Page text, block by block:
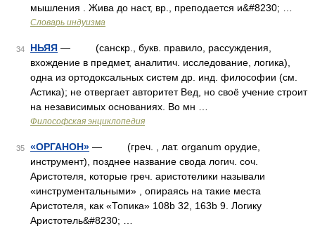
мышления . Жива до наст, вр., преподается и&#8230; …
Словарь индуизма
34 НЬЯЯ — (санскр., букв. правило, рассуждения,
вхождение в предмет, аналитич. исследование, логика),
одна из ортодоксальных систем др. инд. философии (см.
Астика); не отвергает авторитет Вед, но своё учение строит
на независимых основаниях. Во мн …
Философская энциклопедия
35 «ОРГАНОН» — (греч. , лат. organum орудие,
инструмент), позднее название свода логич. соч.
Аристотеля, которые греч. аристотелики называли
«инструментальными» , опираясь на такие места
Аристотеля, как «Топика» 108b 32, 163b 9. Логику
Аристотель&#8230; …